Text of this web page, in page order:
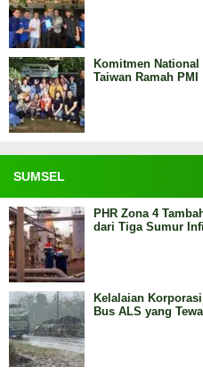
Komitmen
Taiwan Ramah PMI
SUMSEL
PHR Zona 4
dari Tiga Sumur
Kelalaian
Bus ALS yang